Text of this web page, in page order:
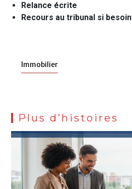
Relance écrite
Recours au tribunal si besoin
Immobilier
Plus d’histoires